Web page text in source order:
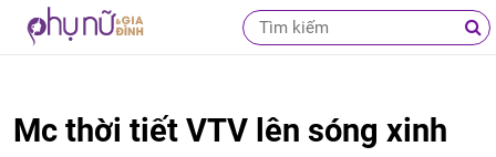
Mc thời tiết VTV lên sóng xinh